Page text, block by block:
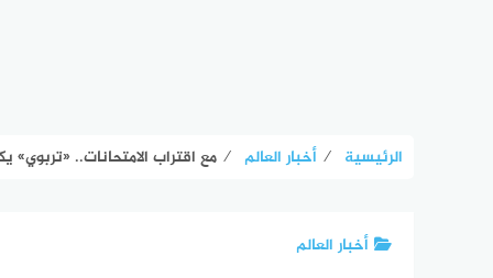
الرئيسية ⁄ أخبار العالم ⁄ مع اقتراب الامتحانات.. «تربوي» يكشف
أخبار العالم